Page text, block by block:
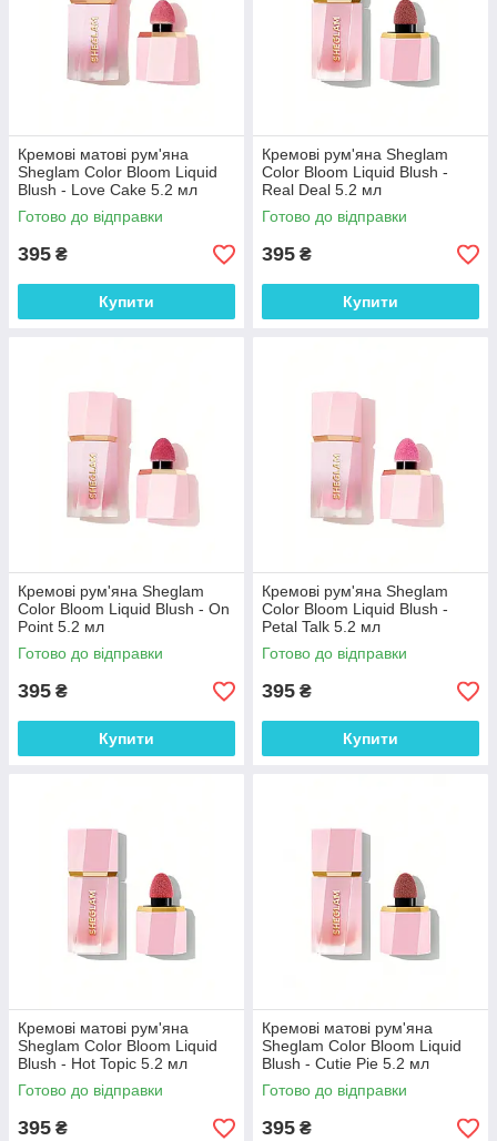
Кремові матові рум'яна
Sheglam Color Bloom Liquid
Blush - Love Cake 5.2 мл
Готово до відправки
395 ₴
Купити
Кремові рум'яна Sheglam
Color Bloom Liquid Blush -
Real Deal 5.2 мл
Готово до відправки
395 ₴
Купити
Кремові рум'яна Sheglam
Color Bloom Liquid Blush - On
Point 5.2 мл
Готово до відправки
395 ₴
Купити
Кремові рум'яна Sheglam
Color Bloom Liquid Blush -
Petal Talk 5.2 мл
Готово до відправки
395 ₴
Купити
Кремові матові рум'яна
Sheglam Color Bloom Liquid
Blush - Hot Topic 5.2 мл
Готово до відправки
395 ₴
Кремові матові рум'яна
Sheglam Color Bloom Liquid
Blush - Cutie Pie 5.2 мл
Готово до відправки
395 ₴